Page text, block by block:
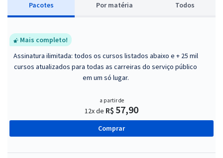
Pacotes Por matéria Todos
Mais completo!
Assinatura ilimitada: todos os cursos listados abaixo e + 25 mil
cursos atualizados para todas as carreiras do serviço público
em um só lugar.
a partir de
12x de R$ 57,90
Comprar